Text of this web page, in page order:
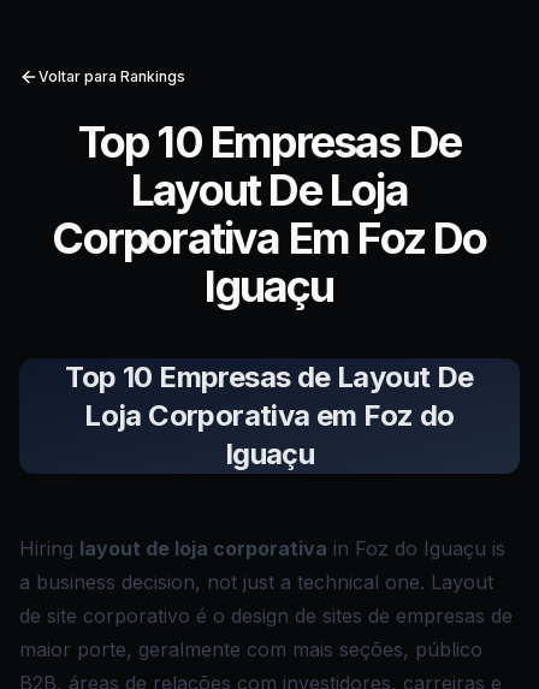
Voltar para Rankings
Top 10 Empresas De
Layout De Loja
Corporativa Em Foz Do
Iguaçu
Top 10 Empresas de Layout De
Loja Corporativa em Foz do
Iguaçu
Hiring layout de loja corporativa in Foz do Iguaçu is
a business decision, not just a technical one. Layout
de site corporativo é o design de sites de empresas de
maior porte, geralmente com mais seções, público
B2B, áreas de relações com investidores, carreiras e